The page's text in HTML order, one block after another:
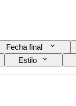
Fecha final
Estilo
Tipo de microscopio